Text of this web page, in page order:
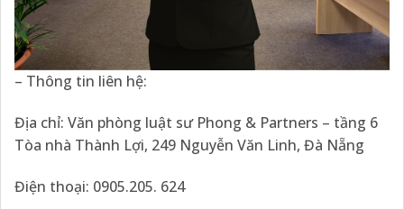
– Thông tin liên hệ:
Địa chỉ: Văn phòng luật sư Phong & Partners – tầng 6
Tòa nhà Thành Lợi, 249 Nguyễn Văn Linh, Đà Nẵng
Điện thoại: 0905.205. 624